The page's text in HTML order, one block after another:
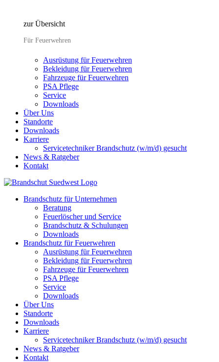
zur Übersicht
Für Feuerwehren
Ausrüstung für Feuerwehren
Bekleidung für Feuerwehren
Fahrzeuge für Feuerwehren
PSA Pflege
Service
Downloads
Über Uns
Standorte
Downloads
Karriere
Servicetechniker Brandschutz (w/m/d) gesucht
News & Ratgeber
Kontakt
Brandschutz für Unternehmen
Beratung
Feuerlöscher und Service
Brandschutz & Schulungen
Downloads
Brandschutz für Feuerwehren
Ausrüstung für Feuerwehren
Bekleidung für Feuerwehren
Fahrzeuge für Feuerwehren
PSA Pflege
Service
Downloads
Über Uns
Standorte
Downloads
Karriere
Servicetechniker Brandschutz (w/m/d) gesucht
News & Ratgeber
Kontakt